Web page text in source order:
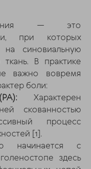
— это
при которых
синовиальную
В практике
важно вовремя
боли:
Характерен
скованностью
процесс
[1].
начинается с
здесь